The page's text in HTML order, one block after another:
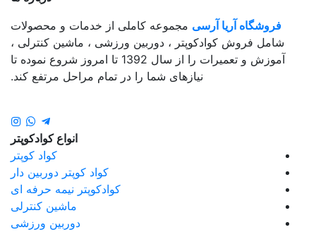
فروشگاه آریا آرسی مجموعه کاملی از خدمات و محصولات
شامل فروش کوادکوپتر ، دوربین ورزشی ، ماشین کنترلی ،
آموزش و تعمیرات را از سال 1392 تا امروز شروع نموده تا
نیازهای شما را در تمام مراحل مرتفع کند.
انواع کوادکوپتر
کواد کوپتر
کواد کوپتر دوربین دار
کوادکوپتر نیمه حرفه ای
ماشین کنترلی
دوربین ورزشی